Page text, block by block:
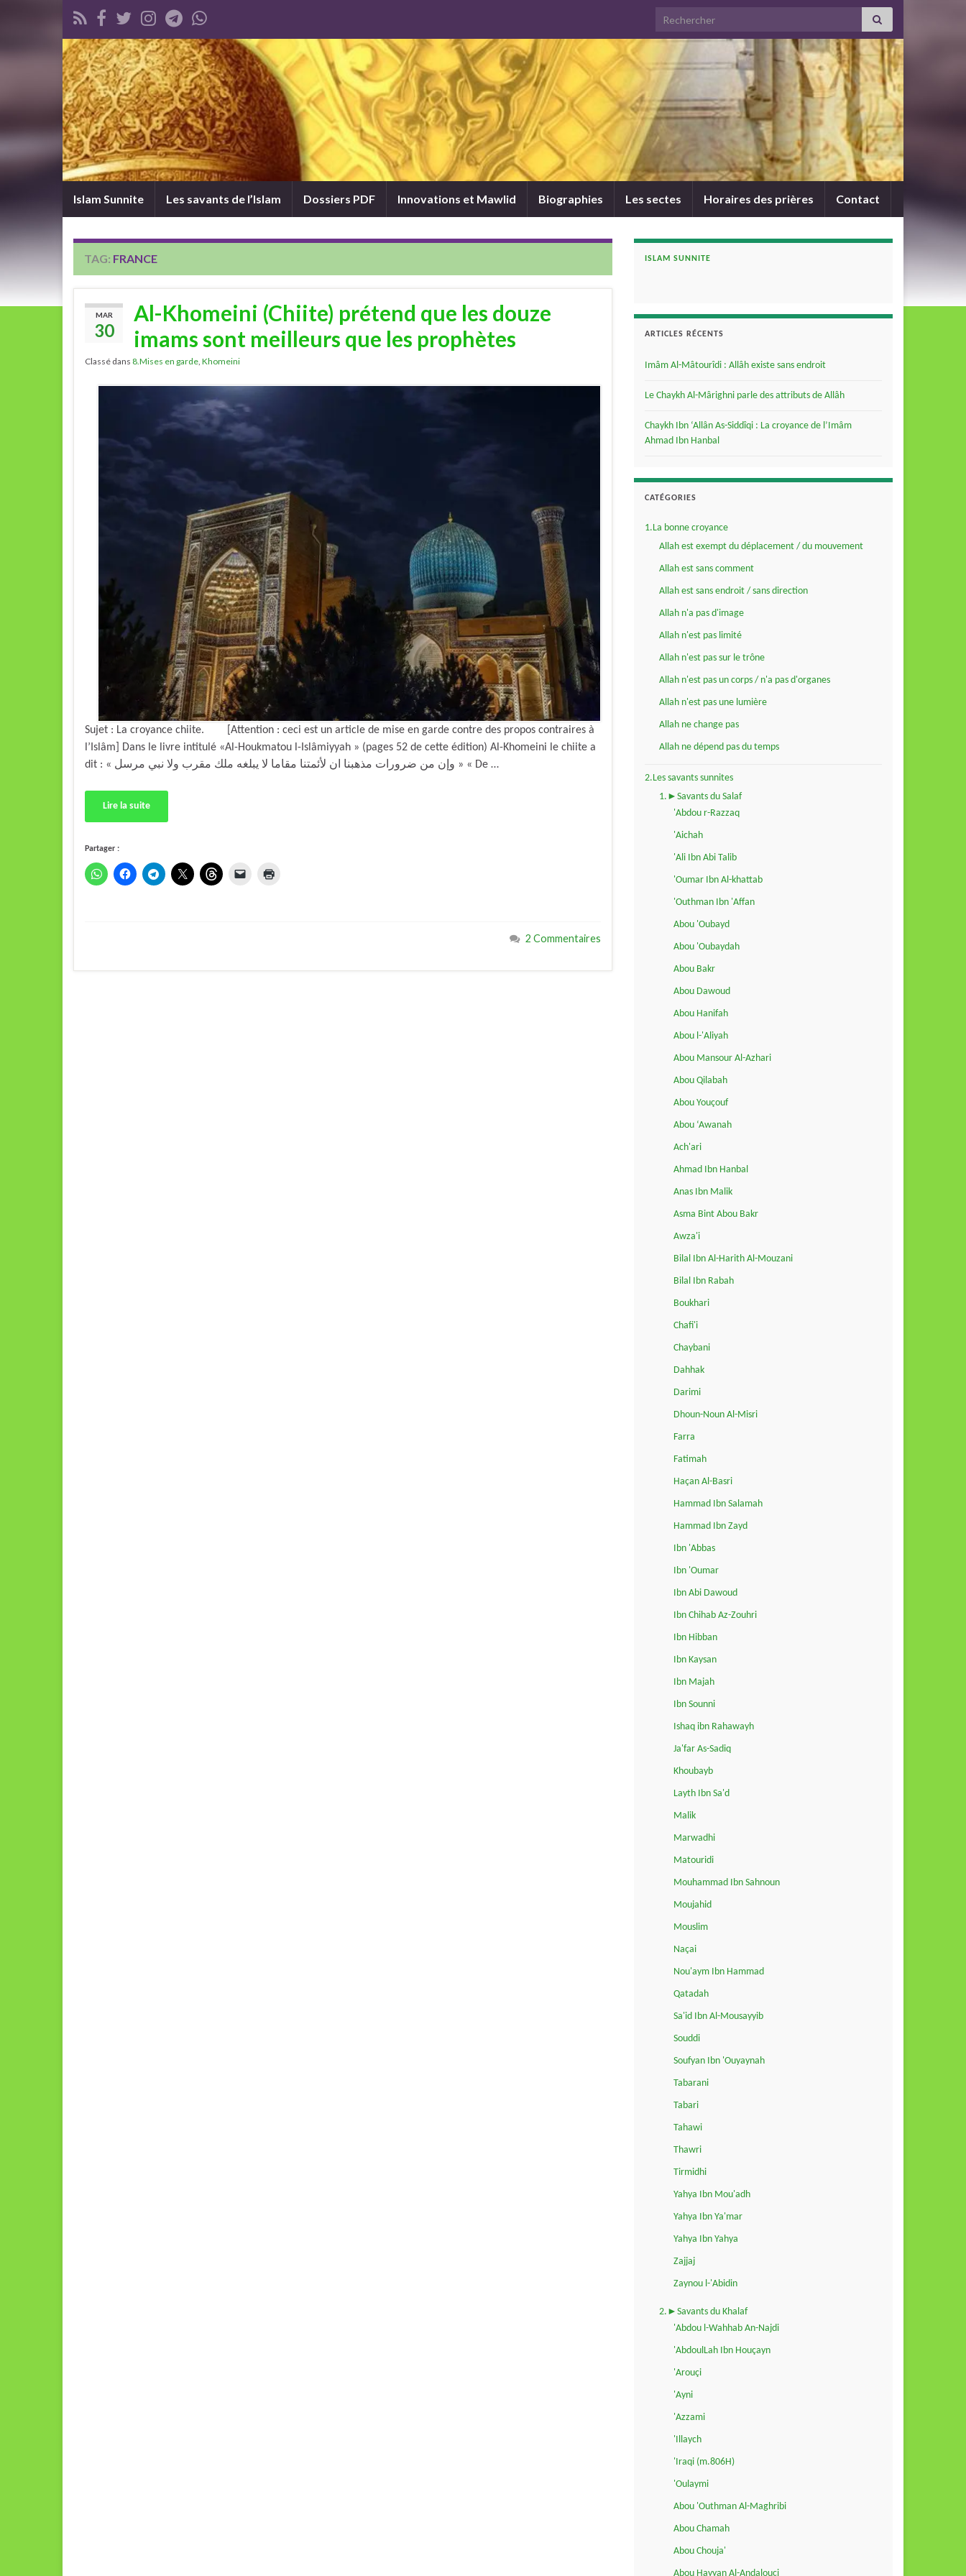
Search for:
Islam Sunnite Les savants de l’Islam Dossiers PDF Innovations et Mawlid Biographies Les sectes Horaires des prières Contact
TAG: FRANCE
MAR
30
Al-Khomeini (Chiite) prétend que les douze
imams sont meilleurs que les prophètes
Classé dans 8.Mises en garde, Khomeini
Sujet : La croyance chiite. [Attention : ceci est un article de mise en garde contre des propos contraires à
l’Islâm] Dans le livre intitulé «Al-Houkmatou l-Islâmiyyah » (pages 52 de cette édition) Al-Khomeini le chiite a
dit : « وإن من ضرورات مذهبنا ان لأئمتنا مقاما لا يبلغه ملك مقرب ولا نبي مرسل » « De …
Lire la suite
Partager :
2 Commentaires
ISLAM SUNNITE
ARTICLES RÉCENTS
Imâm Al-Mâtourîdi : Allâh existe sans endroit
Le Chaykh Al-Mârighni parle des attributs de Allâh
Chaykh Ibn ‘Allân As-Siddîqi : La croyance de l’Imâm
Ahmad Ibn Hanbal
CATÉGORIES
1.La bonne croyance
Allah est exempt du déplacement / du mouvement
Allah est sans comment
Allah est sans endroit / sans direction
Allah n'a pas d'image
Allah n'est pas limité
Allah n'est pas sur le trône
Allah n'est pas un corps / n'a pas d'organes
Allah n'est pas une lumière
Allah ne change pas
Allah ne dépend pas du temps
2.Les savants sunnites
1.►Savants du Salaf
'Abdou r-Razzaq
'Aichah
'Ali Ibn Abi Talib
'Oumar Ibn Al-khattab
'Outhman Ibn 'Affan
Abou 'Oubayd
Abou 'Oubaydah
Abou Bakr
Abou Dawoud
Abou Hanifah
Abou l-'Aliyah
Abou Mansour Al-Azhari
Abou Qilabah
Abou Youçouf
Abou ‘Awanah
Ach'ari
Ahmad Ibn Hanbal
Anas Ibn Malik
Asma Bint Abou Bakr
Awza'i
Bilal Ibn Al-Harith Al-Mouzani
Bilal Ibn Rabah
Boukhari
Chafi'i
Chaybani
Dahhak
Darimi
Dhoun-Noun Al-Misri
Farra
Fatimah
Haçan Al-Basri
Hammad Ibn Salamah
Hammad Ibn Zayd
Ibn 'Abbas
Ibn 'Oumar
Ibn Abi Dawoud
Ibn Chihab Az-Zouhri
Ibn Hibban
Ibn Kaysan
Ibn Majah
Ibn Sounni
Ishaq ibn Rahawayh
Ja'far As-Sadiq
Khoubayb
Layth Ibn Sa'd
Malik
Marwadhi
Matouridi
Mouhammad Ibn Sahnoun
Moujahid
Mouslim
Naçai
Nou'aym Ibn Hammad
Qatadah
Sa'id Ibn Al-Mousayyib
Souddi
Soufyan Ibn 'Ouyaynah
Tabarani
Tabari
Tahawi
Thawri
Tirmidhi
Yahya Ibn Mou'adh
Yahya Ibn Ya'mar
Yahya Ibn Yahya
Zajjaj
Zaynou l-'Abidin
2.►Savants du Khalaf
'Abdou l-Wahhab An-Najdi
'AbdoulLah Ibn Houçayn
'Arouçi
'Ayni
'Azzami
'Illaych
'Iraqi (m.806H)
'Oulaymi
Abou 'Outhman Al-Maghribi
Abou Chamah
Abou Chouja'
Abou Hayyan Al-Andalouçi